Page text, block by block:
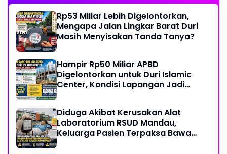
Rp53 Miliar Lebih Digelontorkan,
Mengapa Jalan Lingkar Barat Duri
Masih Menyisakan Tanda Tanya?
Hampir Rp50 Miliar APBD
Digelontorkan untuk Duri Islamic
Center, Kondisi Lapangan Jadi
Diduga Akibat Kerusakan Alat
Laboratorium RSUD Mandau,
Keluarga Pasien Terpaksa Bawa